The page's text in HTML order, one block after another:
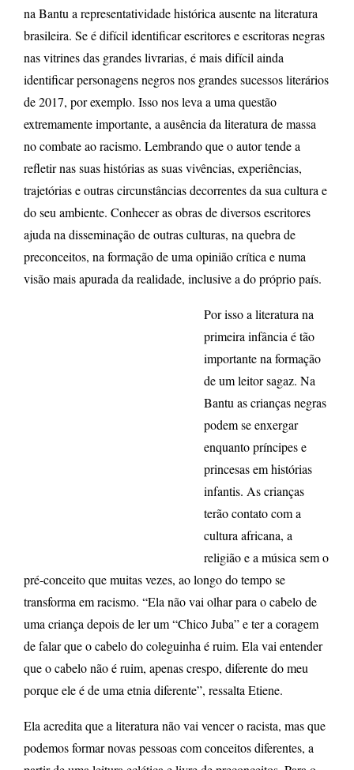
na Bantu a representatividade histórica ausente na literatura
brasileira. Se é difícil identificar escritores e escritoras negras
nas vitrines das grandes livrarias, é mais difícil ainda
identificar personagens negros nos grandes sucessos literários
de 2017, por exemplo. Isso nos leva a uma questão
extremamente importante, a ausência da literatura de massa
no combate ao racismo. Lembrando que o autor tende a
refletir nas suas histórias as suas vivências, experiências,
trajetórias e outras circunstâncias decorrentes da sua cultura e
do seu ambiente. Conhecer as obras de diversos escritores
ajuda na disseminação de outras culturas, na quebra de
preconceitos, na formação de uma opinião crítica e numa
visão mais apurada da realidade, inclusive a do próprio país.
Por isso a literatura na
primeira infância é tão
importante na formação
de um leitor sagaz. Na
Bantu as crianças negras
podem se enxergar
enquanto príncipes e
princesas em histórias
infantis. As crianças
terão contato com a
cultura africana, a
religião e a música sem o
pré-conceito que muitas vezes, ao longo do tempo se
transforma em racismo. “Ela não vai olhar para o cabelo de
uma criança depois de ler um “Chico Juba” e ter a coragem
de falar que o cabelo do coleguinha é ruim. Ela vai entender
que o cabelo não é ruim, apenas crespo, diferente do meu
porque ele é de uma etnia diferente”, ressalta Etiene.
Ela acredita que a literatura não vai vencer o racista, mas que
podemos formar novas pessoas com conceitos diferentes, a